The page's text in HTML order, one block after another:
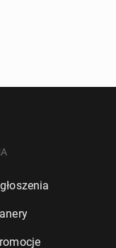
nie­za­leż­nych